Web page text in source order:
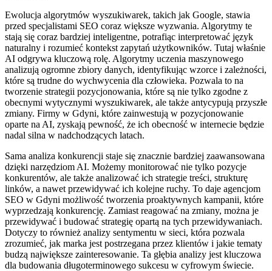
Ewolucja algorytmów wyszukiwarek, takich jak Google, stawia
przed specjalistami SEO coraz większe wyzwania. Algorytmy te
stają się coraz bardziej inteligentne, potrafiąc interpretować język
naturalny i rozumieć kontekst zapytań użytkowników. Tutaj właśnie
AI odgrywa kluczową rolę. Algorytmy uczenia maszynowego
analizują ogromne zbiory danych, identyfikując wzorce i zależności,
które są trudne do wychwycenia dla człowieka. Pozwala to na
tworzenie strategii pozycjonowania, które są nie tylko zgodne z
obecnymi wytycznymi wyszukiwarek, ale także antycypują przyszłe
zmiany. Firmy w Gdyni, które zainwestują w pozycjonowanie
oparte na AI, zyskają pewność, że ich obecność w internecie będzie
nadal silna w nadchodzących latach.
Sama analiza konkurencji staje się znacznie bardziej zaawansowana
dzięki narzędziom AI. Możemy monitorować nie tylko pozycje
konkurentów, ale także analizować ich strategie treści, strukturę
linków, a nawet przewidywać ich kolejne ruchy. To daje agencjom
SEO w Gdyni możliwość tworzenia proaktywnych kampanii, które
wyprzedzają konkurencję. Zamiast reagować na zmiany, można je
przewidywać i budować strategię opartą na tych przewidywaniach.
Dotyczy to również analizy sentymentu w sieci, która pozwala
zrozumieć, jak marka jest postrzegana przez klientów i jakie tematy
budzą największe zainteresowanie. Ta głębia analizy jest kluczowa
dla budowania długoterminowego sukcesu w cyfrowym świecie.